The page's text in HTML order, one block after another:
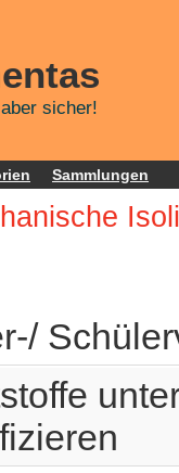
sicher!
Sammlungen